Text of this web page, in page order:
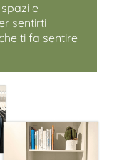
e
sentirti
ti fa sentire